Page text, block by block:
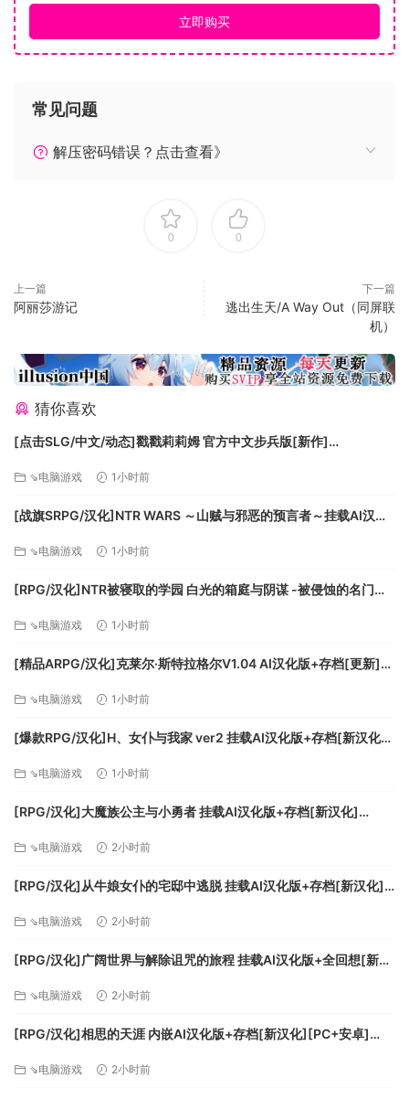
比作战预计时间更短时间内消灭敌人；从战场收集能量胶囊回
来；消灭敌人时没有过量使用子弹等。达到上述条件后即可获
得额外奖励。
军会出高价收购。
特殊装置可以快速吸取周围的废弃零件，提升回收效率。
也……不说了好像有人来了。
区域。
传送装置、陨石、旋转镭射、移动式地面等根据各个战场特征
预计进行到游戏后期，你会越来越亢奋，开始连续快捷再挑
战。为了岩浆军的胜利，还请坚强面对。
【隐藏模式】
地狱难度……
立即购买
常见问题
解压密码错误？点击查看》
0 0
上一篇
阿丽莎游记
下一篇
逃出生天/A Way Out（同屏联
机）
猜你喜欢
[点击SLG/中文/动态]戳戳莉莉姆 官方中文步兵版[新作]
⇘电脑游戏 1小时前
[战旗SRPG/汉化]NTR WARS ～山贼与邪恶的预言者～挂载AI汉化
⇘电脑游戏 1小时前
[RPG/汉化]NTR被寝取的学园 白光的箱庭与阴谋 -被侵蚀的名门女
⇘电脑游戏 1小时前
[精品ARPG/汉化]克莱尔·斯特拉格尔V1.04 AI汉化版+存档[更新]
⇘电脑游戏 1小时前
[爆款RPG/汉化]H、女仆与我家 ver2 挂载AI汉化版+存档[新汉化]
⇘电脑游戏 1小时前
[RPG/汉化]大魔族公主与小勇者 挂载AI汉化版+存档[新汉化]
⇘电脑游戏 2小时前
[RPG/汉化]从牛娘女仆的宅邸中逃脱 挂载AI汉化版+存档[新汉化]
⇘电脑游戏 2小时前
[RPG/汉化]广阔世界与解除诅咒的旅程 挂载AI汉化版+全回想[新汉
⇘电脑游戏 2小时前
[RPG/汉化]相思的天涯 内嵌AI汉化版+存档[新汉化][PC+安卓]
⇘电脑游戏 2小时前